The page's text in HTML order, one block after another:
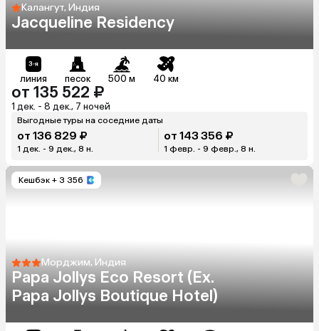
Калангут, Индия
Jacqueline Residency
линия песок 500 м 40 км
от 135 522 ₽
1 дек. - 8 дек., 7 ночей
Выгодные туры на соседние даты
от 136 829 ₽
1 дек. - 9 дек., 8 н.
от 143 356 ₽
1 февр. - 9 февр., 8 н.
Кешбэк + 3 356
Морджим, Индия
Papa Jollys Eco Resort (Ex.
Papa Jollys Boutique Hotel)